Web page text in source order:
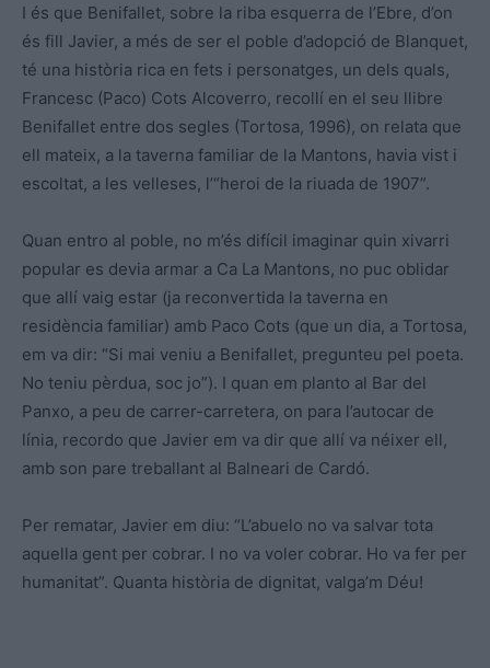
I és que Benifallet, sobre la riba esquerra de l’Ebre, d’on
és fill Javier, a més de ser el poble d’adopció de Blanquet,
té una història rica en fets i personatges, un dels quals,
Francesc (Paco) Cots Alcoverro, recollí en el seu llibre
Benifallet entre dos segles (Tortosa, 1996), on relata que
ell mateix, a la taverna familiar de la Mantons, havia vist i
escoltat, a les velleses, l’“heroi de la riuada de 1907”.
Quan entro al poble, no m’és difícil imaginar quin xivarri
popular es devia armar a Ca La Mantons, no puc oblidar
que allí vaig estar (ja reconvertida la taverna en
residència familiar) amb Paco Cots (que un dia, a Tortosa,
em va dir: “Si mai veniu a Benifallet, pregunteu pel poeta.
No teniu pèrdua, soc jo”). I quan em planto al Bar del
Panxo, a peu de carrer-carretera, on para l’autocar de
línia, recordo que Javier em va dir que allí va néixer ell,
amb son pare treballant al Balneari de Cardó.
Per rematar, Javier em diu: “L’abuelo no va salvar tota
aquella gent per cobrar. I no va voler cobrar. Ho va fer per
humanitat”. Quanta història de dignitat, valga’m Déu!